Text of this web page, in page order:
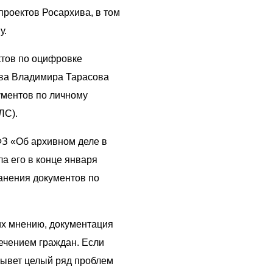
Росархива, в том
по оцифровке
Владимира Тарасова
по личному
«Об архивном деле в
его в конце января
документов по
мнению, документация
граждан. Если
целый ряд проблем